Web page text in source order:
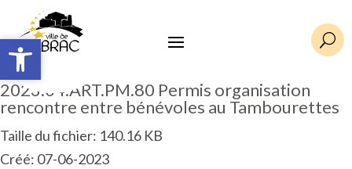
Ouvrir la barre d’outils U
2023.04.ART.PM.80 Permis organisation
rencontre entre bénévoles au Tambourettes
Taille du fichier: 140.16 KB
Créé: 07-06-2023
Ouvrir la barre d’outils